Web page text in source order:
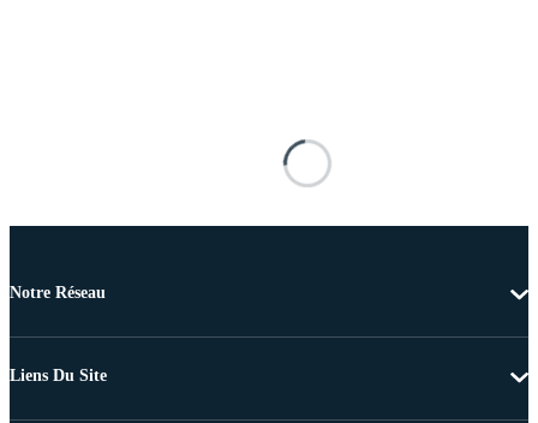
Notre Réseau
Liens Du Site